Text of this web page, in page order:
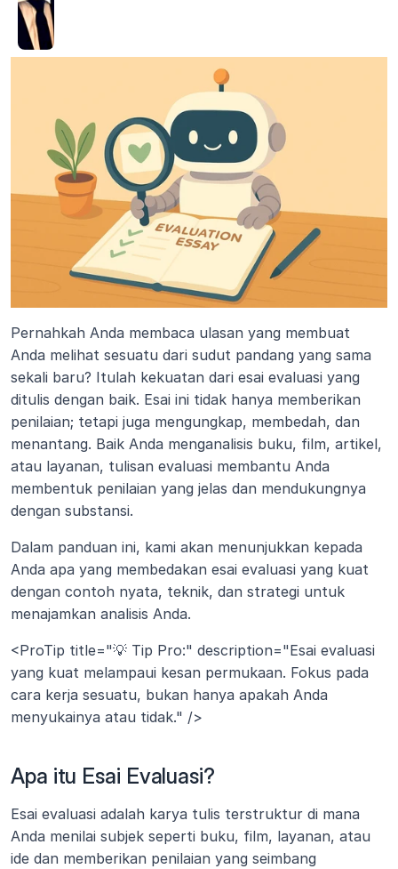
Pernahkah Anda membaca ulasan yang membuat
Anda melihat sesuatu dari sudut pandang yang sama
sekali baru? Itulah kekuatan dari esai evaluasi yang
ditulis dengan baik. Esai ini tidak hanya memberikan
penilaian; tetapi juga mengungkap, membedah, dan
menantang. Baik Anda menganalisis buku, film, artikel,
atau layanan, tulisan evaluasi membantu Anda
membentuk penilaian yang jelas dan mendukungnya
dengan substansi.
Dalam panduan ini, kami akan menunjukkan kepada
Anda apa yang membedakan esai evaluasi yang kuat
dengan contoh nyata, teknik, dan strategi untuk
menajamkan analisis Anda.
<ProTip title="💡 Tip Pro:" description="Esai evaluasi
yang kuat melampaui kesan permukaan. Fokus pada
cara kerja sesuatu, bukan hanya apakah Anda
menyukainya atau tidak." />
Apa itu Esai Evaluasi?
Esai evaluasi adalah karya tulis terstruktur di mana
Anda menilai subjek seperti buku, film, layanan, atau
ide dan memberikan penilaian yang seimbang